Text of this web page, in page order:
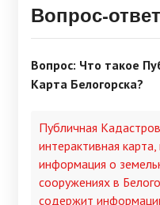
Вопрос-
Вопрос: Что такое
Карта Белогорска?
Публичная
интерактивная
информация о
сооружениях в
содержит